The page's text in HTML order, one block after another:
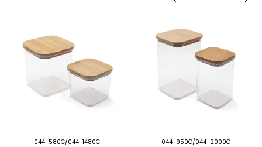
044-580C/044-1480C 044-950C/044-2000C